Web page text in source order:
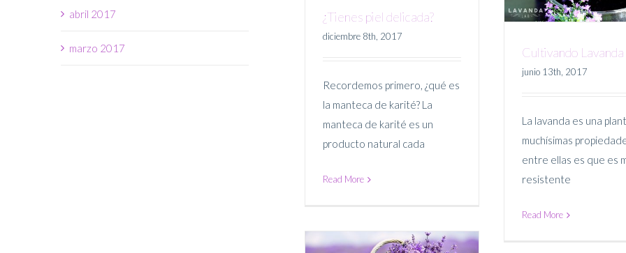
¿Tienes piel delicada?
diciembre 8th, 2017
Recordemos primero, ¿qué es
la manteca de karité? La
manteca de karité es un
producto natural cada
Read More
Cultivando Lavanda
junio 13th, 2017
La lavanda es una
muchísimas
entre ellas es que es
resistente
Read More
abril 2017
marzo 2017